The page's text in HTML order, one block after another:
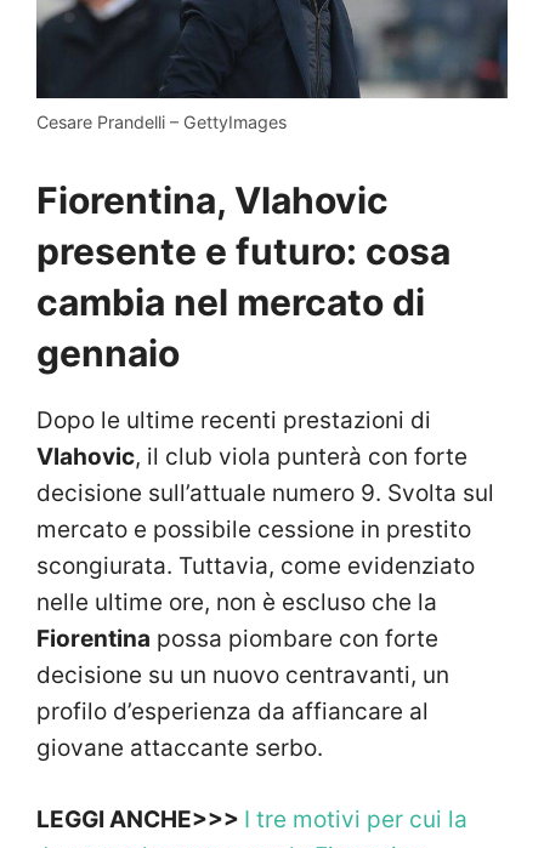
Cesare Prandelli – GettyImages
Fiorentina, Vlahovic
presente e futuro: cosa
cambia nel mercato di
gennaio
Dopo le ultime recenti prestazioni di
Vlahovic, il club viola punterà con forte
decisione sull’attuale numero 9. Svolta sul
mercato e possibile cessione in prestito
scongiurata. Tuttavia, come evidenziato
nelle ultime ore, non è escluso che la
Fiorentina possa piombare con forte
decisione su un nuovo centravanti, un
profilo d’esperienza da affiancare al
giovane attaccante serbo.
LEGGI ANCHE>>> I tre motivi per cui la